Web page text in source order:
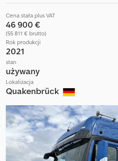
Cena stała plus VAT
46 900 €
(55 811 € brutto)
Rok produkcji
2021
stan
używany
Lokalizacja
Quakenbrück